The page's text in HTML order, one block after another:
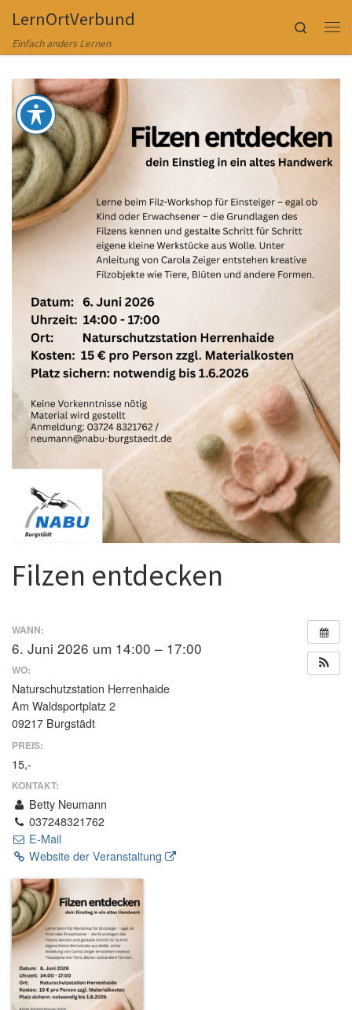
Zum Inhalt springen
LernOrtVerbund
Einfach anders Lernen
Search
Filzen entdecken
WANN:
6. Juni 2026 um 14:00 – 17:00
WO:
Naturschutzstation Herrenhaide
Am Waldsportplatz 2
09217 Burgstädt
PREIS:
15,-
KONTAKT:
Betty Neumann
037248321762
E-Mail
Website der Veranstaltung